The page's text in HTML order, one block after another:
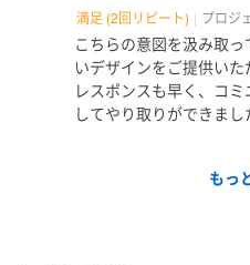
満足 (2回リピート)
プロジ
こちらの意図を汲み取
いデザインをご提供いた
レスポンスも早く、コ
してやり取りができまし
もっ